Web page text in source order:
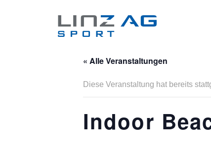
« Alle Veranstaltungen
Diese Veranstaltung hat bereits
Indoor